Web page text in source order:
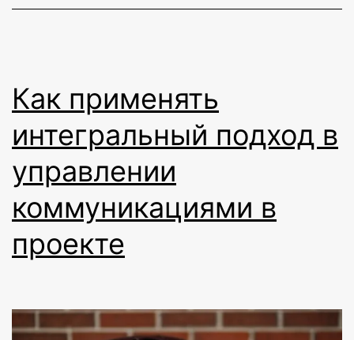
Как применять
интегральный подход в
управлении
коммуникациями в
проекте